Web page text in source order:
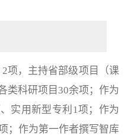
2项，主持省部级项目（课
类科研项目30余项；作为
实用新型专利1项；作为
；作为第一作者撰写智库